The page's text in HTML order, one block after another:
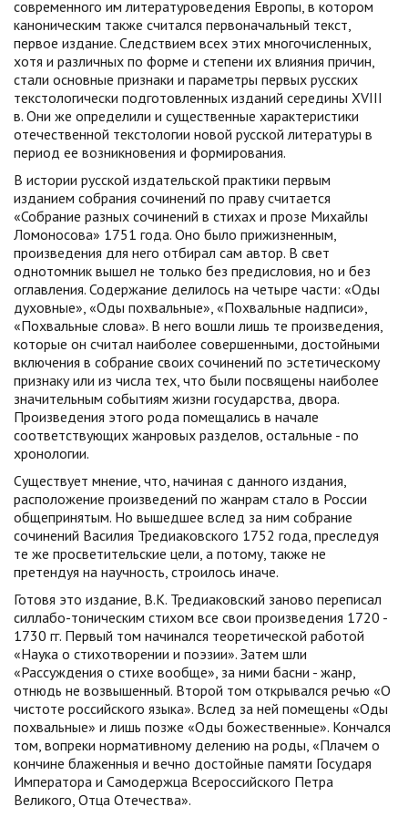
современного им литературоведения Европы, в котором
каноническим также считался первоначальный текст,
первое издание. Следствием всех этих многочисленных,
хотя и различных по форме и степени их влияния причин,
стали основные признаки и параметры первых русских
текстологически подготовленных изданий середины XVIII
в. Они же определили и существенные характеристики
отечественной текстологии новой русской литературы в
период ее возникновения и формирования.
В истории русской издательской практики первым
изданием собрания сочинений по праву считается
«Собрание разных сочинений в стихах и прозе Михайлы
Ломоносова» 1751 года. Оно было прижизненным,
произведения для него отбирал сам автор. В свет
однотомник вышел не только без предисловия, но и без
оглавления. Содержание делилось на четыре части: «Оды
духовные», «Оды похвальные», «Похвальные надписи»,
«Похвальные слова». В него вошли лишь те произведения,
которые он считал наиболее совершенными, достойными
включения в собрание своих сочинений по эстетическому
признаку или из числа тех, что были посвящены наиболее
значительным событиям жизни государства, двора.
Произведения этого рода помещались в начале
соответствующих жанровых разделов, остальные - по
хронологии.
Существует мнение, что, начиная с данного издания,
расположение произведений по жанрам стало в России
общепринятым. Но вышедшее вслед за ним собрание
сочинений Василия Тредиаковского 1752 года, преследуя
те же просветительские цели, а потому, также не
претендуя на научность, строилось иначе.
Готовя это издание, В.К. Тредиаковский заново переписал
силлабо-тоническим стихом все свои произведения 1720 -
1730 гг. Первый том начинался теоретической работой
«Наука о стихотворении и поэзии». Затем шли
«Рассуждения о стихе вообще», за ними басни - жанр,
отнюдь не возвышенный. Второй том открывался речью «О
чистоте российского языка». Вслед за ней помещены «Оды
похвальные» и лишь позже «Оды божественные». Кончался
том, вопреки нормативному делению на роды, «Плачем о
кончине блаженныя и вечно достойные памяти Государя
Императора и Самодержца Всероссийского Петра
Великого, Отца Отечества».